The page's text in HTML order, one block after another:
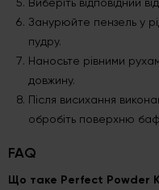
Занурюйте пензель у
пудру.
Наносьте рівними
довжину.
Після висихання
обробіть поверхню
FAQ
Що таке Perfect Powder